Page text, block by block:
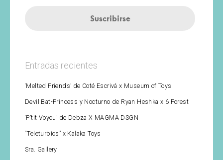
Entradas recientes
‘Melted Friends’ de Coté Escrivá x Museum of Toys
Devil Bat-Princess y Nocturno de Ryan Heshka x 6 Forest
‘P’tit Voyou’ de Debza X MAGMA DSGN
“Teleturbios” x Kalaka Toys
Sra. Gallery